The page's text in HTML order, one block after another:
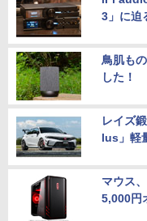
3」に迫
鳥肌も
した！
レイズ
lus」軽
マウス
5,000円